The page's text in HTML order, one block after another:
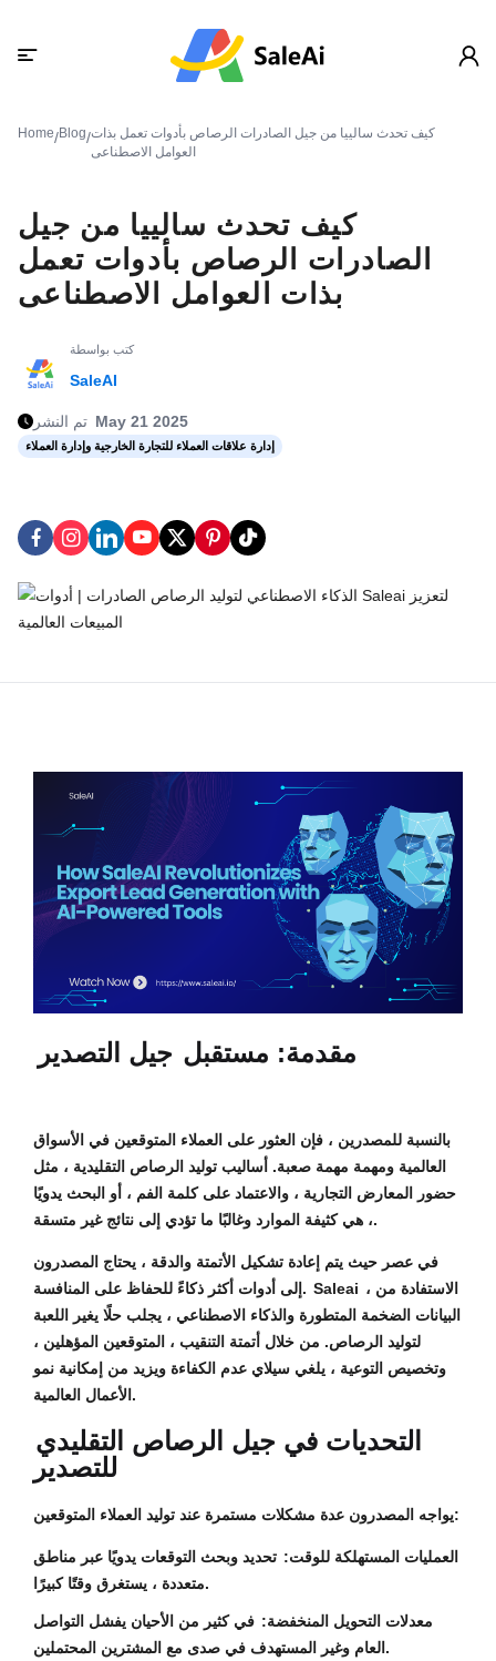
Home/Blog/كيف تحدث سالييا من جيل الصادرات الرصاص بأدوات تعمل بذات
العوامل الاصطناعى
كيف تحدث سالييا من جيل
الصادرات الرصاص بأدوات تعمل
بذات العوامل الاصطناعى
كتب بواسطة
SaleAI
تم النشر May 21 2025
إدارة علاقات العملاء للتجارة الخارجية وإدارة العملاء
مقدمة: مستقبل جيل التصدير
بالنسبة للمصدرين ، فإن العثور على العملاء المتوقعين في الأسواق
العالمية ومهمة مهمة صعبة. أساليب توليد الرصاص التقليدية ، مثل
حضور المعارض التجارية ، والاعتماد على كلمة الفم ، أو البحث يدويًا
، هي كثيفة الموارد وغالبًا ما تؤدي إلى نتائج غير متسقة.
في عصر حيث يتم إعادة تشكيل الأتمتة والدقة ، يحتاج المصدرون
إلى أدوات أكثر ذكاءً للحفاظ على المنافسة. Saleai ، الاستفادة من
البيانات الضخمة المتطورة والذكاء الاصطناعي ، يجلب حلًا يغير اللعبة
لتوليد الرصاص. من خلال أتمتة التنقيب ، المتوقعين المؤهلين ،
وتخصيص التوعية ، يلغي سيلاي عدم الكفاءة ويزيد من إمكانية نمو
الأعمال العالمية.
التحديات في جيل الرصاص التقليدي
للتصدير
يواجه المصدرون عدة مشكلات مستمرة عند توليد العملاء المتوقعين:
العمليات المستهلكة للوقت: تحديد وبحث التوقعات يدويًا عبر مناطق
متعددة ، يستغرق وقتًا كبيرًا.
معدلات التحويل المنخفضة: في كثير من الأحيان يفشل التواصل
العام وغير المستهدف في صدى مع المشترين المحتملين.